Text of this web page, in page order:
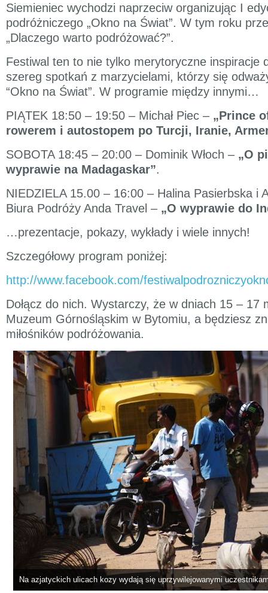
Siemieniec wychodzi naprzeciw organizując I
podróżniczego „Okno na Świat”. W tym roku
„Dlaczego warto podróżować?”.
Festiwal ten to nie tylko merytoryczne inspiracje
szereg spotkań z marzycielami, którzy się
“Okno na Świat”. W programie między innymi…
PIĄTEK 18:50 – 19:50 – Michał Piec – „Prince
rowerem i autostopem po Turcji, Iranie,
SOBOTA 18:45 – 20:00 – Dominik Włoch – „O
wyprawie na Madagaskar”.
NIEDZIELA 15.00 – 16:00 – Halina Pasierbska i
Biura Podróży Anda Travel – „O wyprawie do
…prezentacje, pokazy, wykłady i wiele innych!
Szczegółowy program poniżej:
http://www.facebook.com/
Dołącz do nich. Wystarczy, że w dniach 15 – 17
Muzeum Górnośląskim w Bytomiu, a będziesz
miłośników podróżowania.
Na azjatyckich ulicach kozy wydają się uprzywilejowanymi